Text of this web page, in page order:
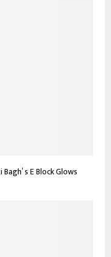
s E Block Glows